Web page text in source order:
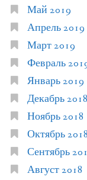
Май 2019
Апрель 2019
Март 2019
Февраль
Январь 2019
Декабрь 2018
Ноябрь 2018
Октябрь 2018
Сентябрь
Август 2018